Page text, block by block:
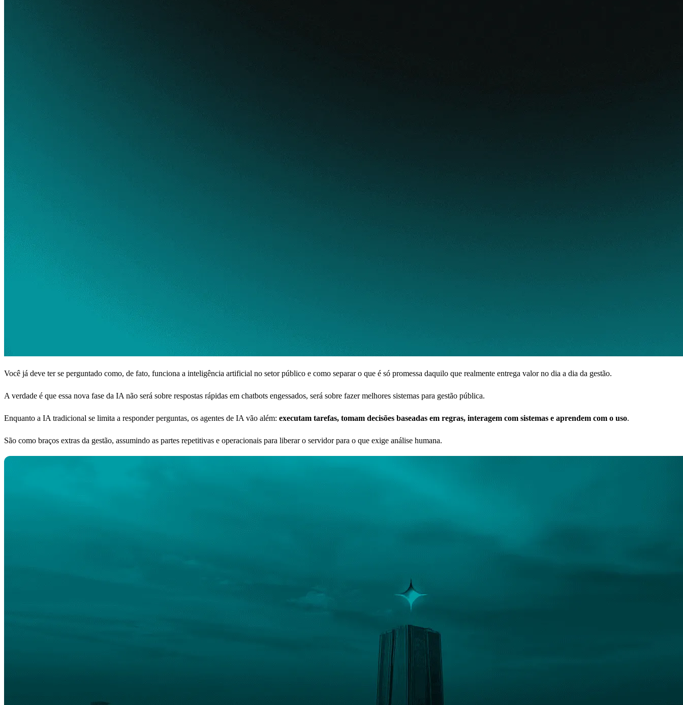
Você já deve ter se perguntado como, de fato, funciona a inteligência artificial no setor público e como separar o que é só promessa daquilo que realmente entrega valor no dia a dia da gestão.
A verdade é que essa nova fase da IA não será sobre respostas rápidas em chatbots engessados, será sobre fazer melhores sistemas para gestão pública.
Enquanto a IA tradicional se limita a responder perguntas, os agentes de IA vão além: executam tarefas, tomam decisões baseadas em regras, interagem com sistemas e aprendem com o uso.
São como braços extras da gestão, assumindo as partes repetitivas e operacionais para liberar o servidor para o que exige análise humana.